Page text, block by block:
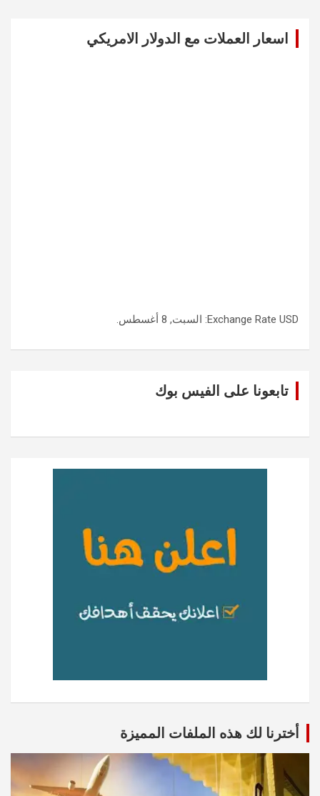
اسعار العملات مع الدولار الامريكي
Exchange Rate USD : السبت, 8 أغسطس.
تابعونا على الفيس بوك
أخترنا لك هذه الملفات المميزة